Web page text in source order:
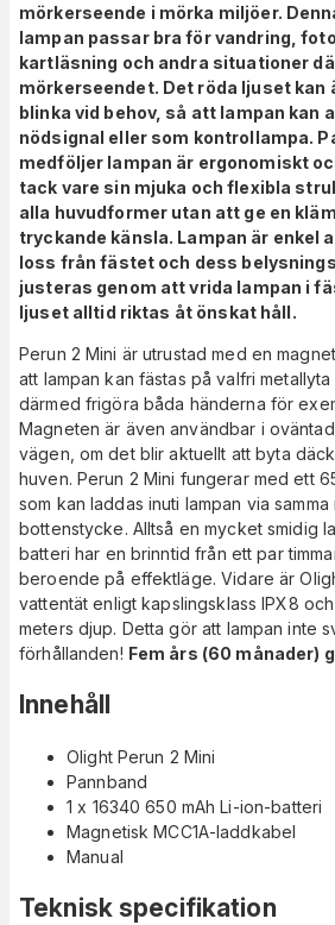
mörkerseende i mörka miljöer.
lampan passar bra för vandring,
kartläsning och andra situationer
mörkerseendet. Det röda ljuset kan
blinka vid behov, så att lampan kan
nödsignal eller som kontrollampa.
medföljer lampan är ergonomiskt
tack vare sin mjuka och flexibla
alla huvudformer utan att ge en
tryckande känsla. Lampan är enkel
loss från fästet och dess
justeras genom att vrida lampan i
ljuset alltid riktas åt önskat håll.
Perun 2 Mini är utrustad med en
att lampan kan fästas på valfri
därmed frigöra båda händerna för
Magneten är även användbar i
vägen, om det blir aktuellt att byta
huven. Perun 2 Mini fungerar med ett
som kan laddas inuti lampan via samma
bottenstycke. Alltså en mycket smidig
batteri har en brinntid från ett par
beroende på effektläge. Vidare är
vattentät enligt kapslingsklass IPX8
meters djup. Detta gör att lampan inte
förhållanden! Fem års (60 månader)
Innehåll
Olight Perun 2 Mini
Pannband
1 x 16340 650 mAh Li-ion-batteri
Magnetisk MCC1A-laddkabel
Manual
Teknisk specifikation